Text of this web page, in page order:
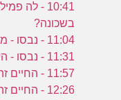
10:41 - לה
בשכונה?
11:04 - נבסו - מכונית של עשירים
11:31 - נבסו - השחייה
11:57 - החיים זה לא הכל 6 - 17. סיפור הרכב
12:26 - החיים זה לא הכל 6 - 18. בחזרה לעבר